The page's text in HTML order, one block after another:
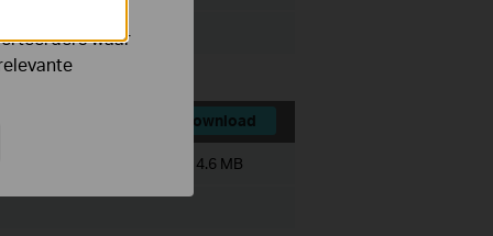
Download
14.6 MB
waar